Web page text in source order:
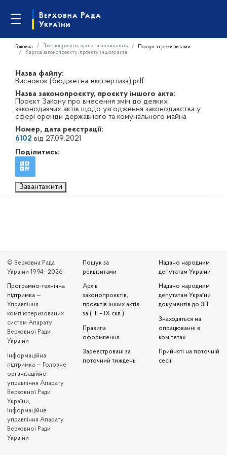
Головна Законопроєкти, проєкти інших актів
Пошук за реквізитами
Картка законопроєкту, проєкту іншого акта
Назва файлу:
Висновок (бюджетна експертиза).pdf
Назва законопроєкту, проєкту іншого акта:
Проєкт Закону про внесення змін до деяких
законодавчих актів щодо узгодження законодавства у
сфері оренди державного та комунального майна
Номер, дата реєстрації:
6102 від 27.09.2021
Поділитись:
Завантажити
© Верховна Рада
України 1994—2026
Програмно-технічна
підтримка —
Управління
комп'ютеризованих
систем Апарату
Верховної Ради
України
Iнформаційна
підтримка — Головне
організаційне
управління Апарату
Верховної Ради
України,
Інформаційне
управління Апарату
Верховної Ради
України
Пошук за
реквізитами
Архів
законопроєктів,
проєктів інших актів
за ( III – IX скл.)
Правила
оформлення
Зареєстровані за
поточний тиждень
Надано народним
депутатам України
Надано народним
депутатам України
документів до ЗП
Знаходяться на
опрацюванні в
комітетах
Прийняті на поточній
сесії